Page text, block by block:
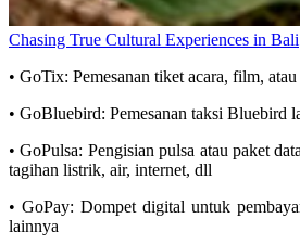
Chasing True Cultural Experiences in Bali
• GoTix: Pemesanan tiket acara, film,
• GoBluebird: Pemesanan taksi Bluebird
• GoPulsa: Pengisian pulsa atau paket
tagihan listrik, air, internet, dll
• GoPay: Dompet digital untuk
lainnya